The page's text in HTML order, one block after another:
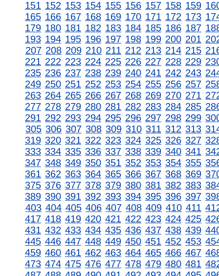
151 152 153 154 155 156 157 158 159
165 166 167 168 169 170 171 172 173
179 180 181 182 183 184 185 186 187
193 194 195 196 197 198 199 200 201
207 208 209 210 211 212 213 214 215
221 222 223 224 225 226 227 228 229
235 236 237 238 239 240 241 242 243
249 250 251 252 253 254 255 256 257
263 264 265 266 267 268 269 270 271
277 278 279 280 281 282 283 284 285
291 292 293 294 295 296 297 298 299
305 306 307 308 309 310 311 312 313
319 320 321 322 323 324 325 326 327
333 334 335 336 337 338 339 340 341
347 348 349 350 351 352 353 354 355
361 362 363 364 365 366 367 368 369
375 376 377 378 379 380 381 382 383
389 390 391 392 393 394 395 396 397
403 404 405 406 407 408 409 410 411
417 418 419 420 421 422 423 424 425
431 432 433 434 435 436 437 438 439
445 446 447 448 449 450 451 452 453
459 460 461 462 463 464 465 466 467
473 474 475 476 477 478 479 480 481